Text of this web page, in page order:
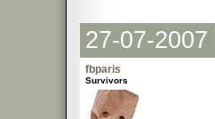
27-07-
fbparis
Survivors